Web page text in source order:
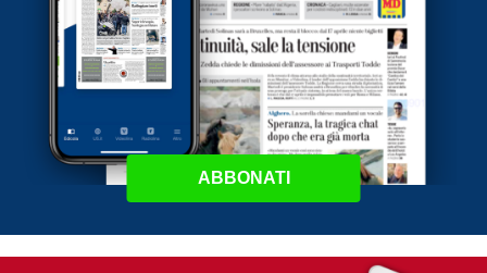
ABBONATI